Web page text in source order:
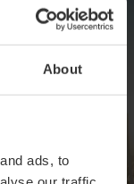
About
ads, to